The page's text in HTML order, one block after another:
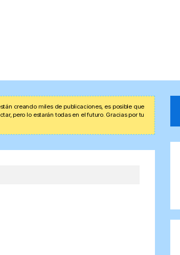
creando miles de publicaciones, es posible que
pero lo estarán todas en el futuro. Gracias por tu